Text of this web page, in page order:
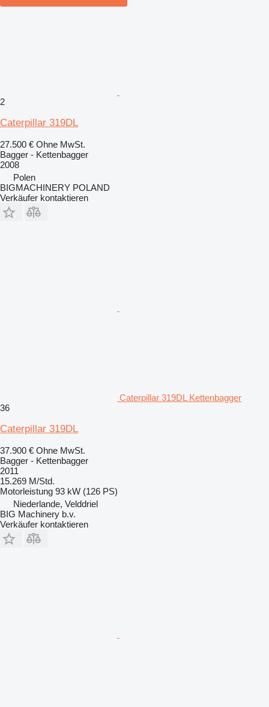
2
Caterpillar 319DL
27.500 € Ohne MwSt.
Bagger - Kettenbagger
2008
Polen
BIGMACHINERY POLAND
Verkäufer kontaktieren
Caterpillar 319DL Kettenbagger
36
Caterpillar 319DL
37.900 € Ohne MwSt.
Bagger - Kettenbagger
2011
15.269 M/Std.
Motorleistung 93 kW (126 PS)
Niederlande, Velddriel
BIG Machinery b.v.
Verkäufer kontaktieren